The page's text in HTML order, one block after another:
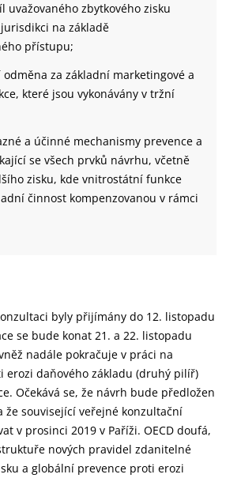
uvažovaného zbytkového zisku
na základě
přístupu;
za základní marketingové a
které jsou vykonávány v tržní
a účinné mechanismy prevence a
se všech prvků návrhu, včetně
zisku, kde vnitrostátní funkce
činnost kompenzovanou v rámci
byly přijímány do 12. listopadu
se bude konat 21. a 22. listopadu
nadále pokračuje v práci na
daňového základu (druhý pilíř)
Očekává se, že návrh bude předložen
že související veřejné konzultační
v prosinci 2019 v Paříži. OECD doufá,
nových pravidel zdanitelné
a globální prevence proti erozi